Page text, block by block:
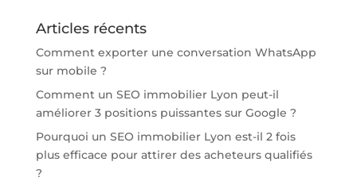
Articles récents
Comment exporter une conversation WhatsApp
sur mobile ?
Comment un SEO immobilier Lyon peut-il
améliorer 3 positions puissantes sur Google ?
Pourquoi un SEO immobilier Lyon est-il 2 fois
plus efficace pour attirer des acheteurs qualifiés
?